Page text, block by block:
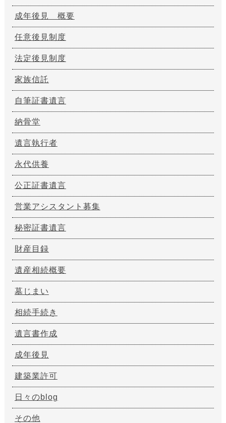
成年後見 概要
任意後見制度
法定後見制度
家族信託
自筆証書遺言
納骨堂
遺言執行者
永代供養
公正証書遺言
営業アシスタント募集
秘密証書遺言
財産目録
遺産相続概要
墓じまい
相続手続き
遺言書作成
成年後見
建築業許可
日々のblog
その他